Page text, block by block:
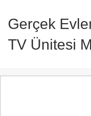
Gerçek
TV Ünitesi